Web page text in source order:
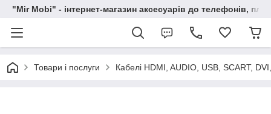
"Mir Mobi" - інтернет-магазин аксесуарів до телефонів,
Товари і послуги Кабелі HDMI, AUDIO, USB, SCART,